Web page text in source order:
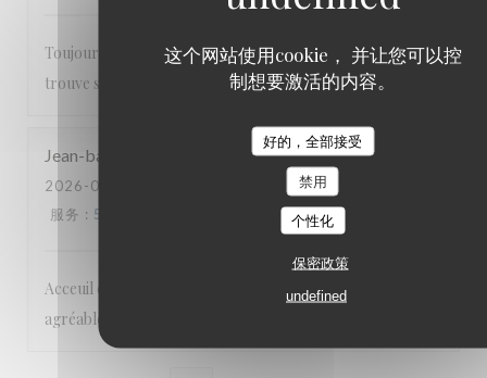
这个网站使用cookie， 并让您可以控
制想要激活的内容。
好的，全部接受
禁用
个性化
保密政策
undefined
Toujours un bon accueil et une carte où tout le monde
trouve son bonheur.
Jean-baptiste
2026-07-17
服务 : 5 质价比: 5 /5
Acceuil chaleureux et excellentes prestations. Cadre
agréable. A recommander